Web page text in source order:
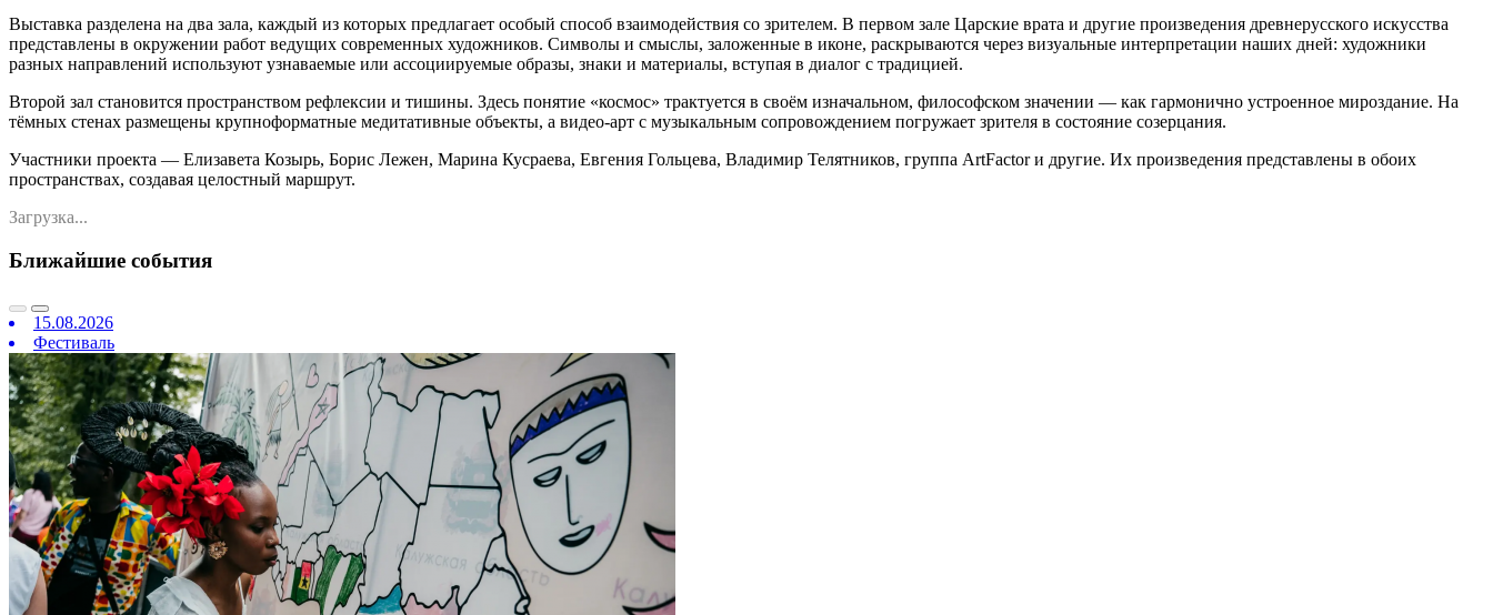
Выставка разделена на два зала, каждый из которых предлагает особый способ взаимодействия со зрителем. В первом зале Царские врата и другие произведения древнерусского искусства
представлены в окружении работ ведущих современных художников. Символы и смыслы, заложенные в иконе, раскрываются через визуальные интерпретации наших дней: художники
разных направлений используют узнаваемые или ассоциируемые образы, знаки и материалы, вступая в диалог с традицией.
Второй зал становится пространством рефлексии и тишины. Здесь понятие «космос» трактуется в своём изначальном, философском значении — как гармонично устроенное мироздание. На
тёмных стенах размещены крупноформатные медитативные объекты, а видео-арт с музыкальным сопровождением погружает зрителя в состояние созерцания.
Участники проекта — Елизавета Козырь, Борис Лежен, Марина Кусраева, Евгения Гольцева, Владимир Телятников, группа ArtFactor и другие. Их произведения представлены в обоих
пространствах, создавая целостный маршрут.
Загрузка...
Ближайшие события
15.08.2026
Фестиваль